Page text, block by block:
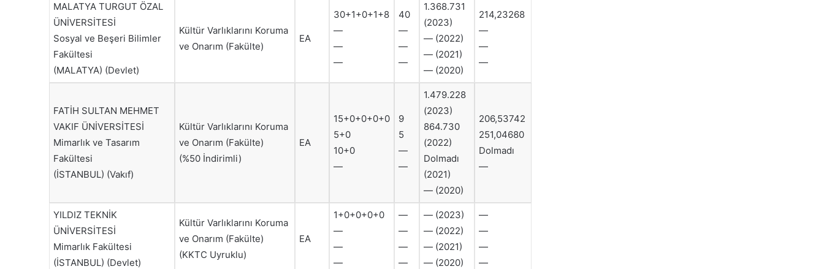
MALATYA TURGUT ÖZAL
ÜNİVERSİTESİ
Sosyal ve Beşeri Bilimler
Fakültesi
(MALATYA) (Devlet)
Kültür Varlıklarını Koruma
ve Onarım (Fakülte)
EA
30+1+0+1+8
—
—
—
40
—
—
—
1.368.731
(2023)
— (2022)
— (2021)
— (2020)
214,23268
—
—
—
FATİH SULTAN MEHMET
VAKIF ÜNİVERSİTESİ
Mimarlık ve Tasarım
Fakültesi
(İSTANBUL) (Vakıf)
Kültür Varlıklarını Koruma
ve Onarım (Fakülte)
(%50 İndirimli)
EA
15+0+0+0+0
5+0
10+0
—
9
5
—
—
1.479.228
(2023)
864.730
(2022)
Dolmadı
(2021)
— (2020)
206,53742
251,04680
Dolmadı
—
YILDIZ TEKNİK
ÜNİVERSİTESİ
Mimarlık Fakültesi
(İSTANBUL) (Devlet)
Kültür Varlıklarını Koruma
ve Onarım (Fakülte)
(KKTC Uyruklu)
EA
1+0+0+0+0
—
—
—
—
—
—
—
— (2023)
— (2022)
— (2021)
— (2020)
—
—
—
—